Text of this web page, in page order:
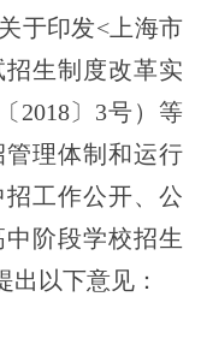
于印发<上海市
生制度改革实
2018〕3号）等
理体制和运行
工作公开、公
阶段学校招生
出以下意见：